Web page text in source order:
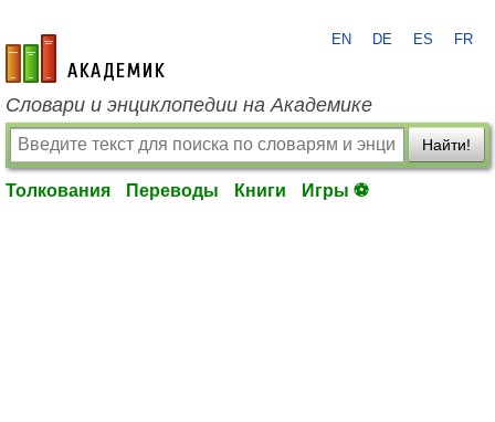
academic.ru
EN DE ES FR
Словари и энциклопедии на Академике
Найти!
Толкования Переводы Книги Игры ⚽